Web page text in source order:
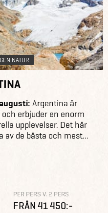
för din egen
NATUR
Argentina är
erbjuder en enorm
upplevelser. Det här
av de bästa och mest...
PER PERS V. 2 PERS
FRÅN 41 450:-